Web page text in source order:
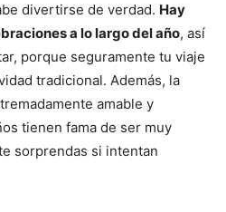
divertirse de verdad. Hay
a lo largo del año, así
porque seguramente tu viaje
tradicional. Además, la
amable y
tienen fama de ser muy
sorprendas si intentan